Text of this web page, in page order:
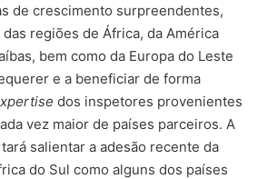
de crescimento surpreendentes,
regiões de África, da América
bem como da Europa do Leste
e a beneficiar de forma
dos inspetores provenientes
vez maior de países parceiros. A
salientar a adesão recente da
do Sul como alguns dos países